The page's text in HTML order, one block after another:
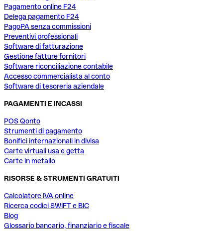
Pagamento online F24
Delega pagamento F24
PagoPA senza commissioni
Preventivi professionali
Software di fatturazione
Gestione fatture fornitori
Software riconciliazione contabile
Accesso commercialista al conto
Software di tesoreria aziendale
PAGAMENTI E INCASSI
POS Qonto
Strumenti di pagamento
Bonifici internazionali in divisa
Carte virtuali usa e getta
Carte in metallo
RISORSE & STRUMENTI GRATUITI
Calcolatore IVA online
Ricerca codici SWIFT e BIC
Blog
Glossario bancario, finanziario e fiscale